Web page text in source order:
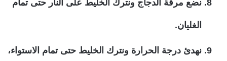
نضع مرقة الدجاج ونترك الخليط على النار حتى تمام
الغليان.
نهدئ درجة الحرارة ونترك الخليط حتى تمام الاستواء،